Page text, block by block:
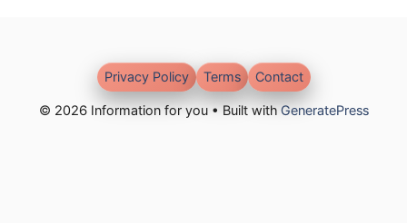
© 2026 Information for you • Built with GeneratePress
Privacy Policy Terms Contact